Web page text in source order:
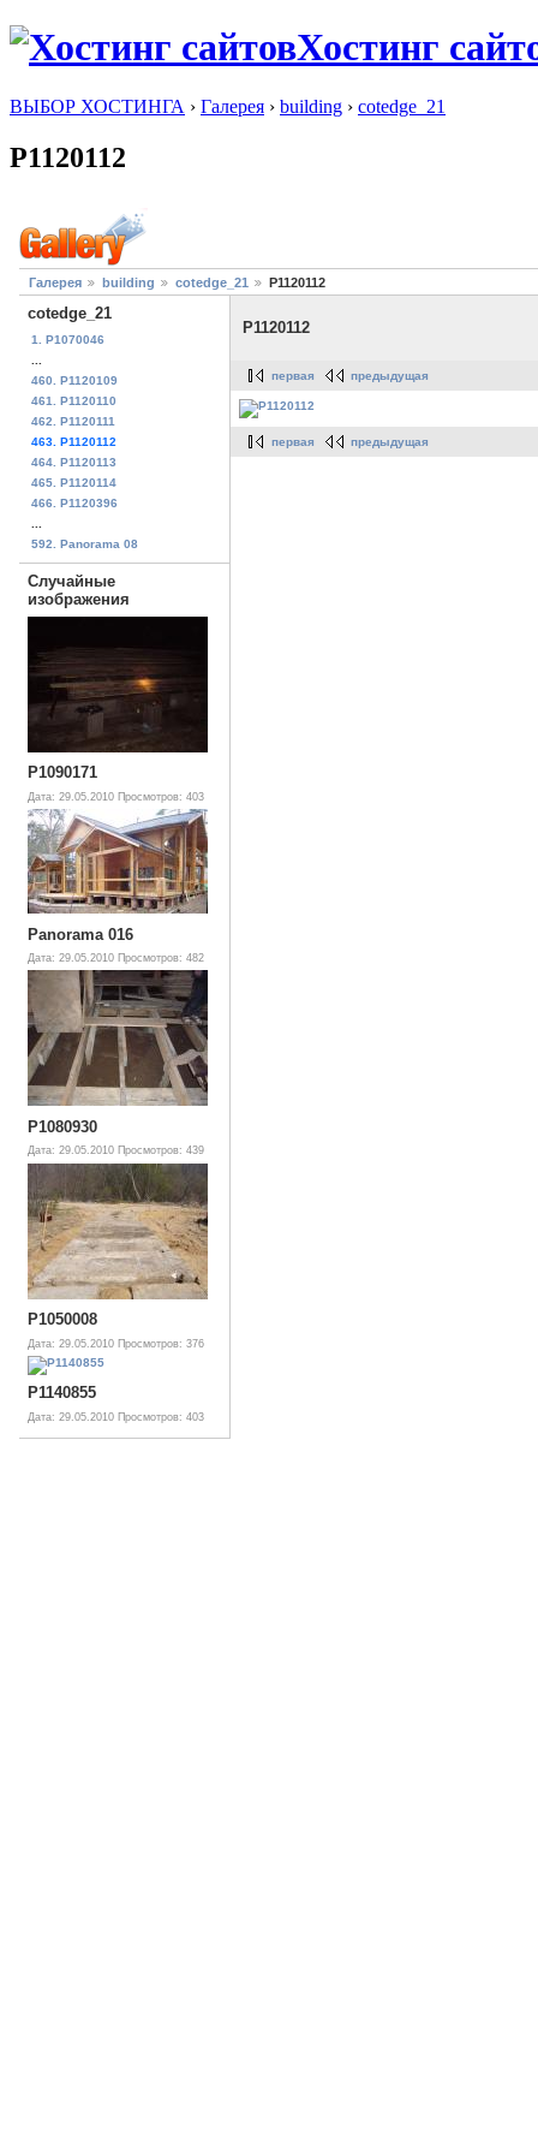
Хостинг
ВЫБОР ХОСТИНГА › Галерея › building › cotedge_21
P1120112
Галерея building cotedge_21 P1120112
cotedge_21
1. P1070046
...
460. P1120109
461. P1120110
462. P1120111
463. P1120112
464. P1120113
465. P1120114
466. P1120396
...
592. Panorama 08
Случайные
изображения
P1090171
Дата: 29.05.2010 Просмотров: 403
Panorama 016
Дата: 29.05.2010 Просмотров: 482
P1080930
Дата: 29.05.2010 Просмотров: 439
P1050008
Дата: 29.05.2010 Просмотров: 376
P1140855
Дата: 29.05.2010 Просмотров: 403
P1120112
первая предыдущая
первая предыдущая